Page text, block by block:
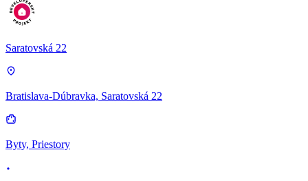
Saratovská 22
Bratislava-Dúbravka, Saratovská 22
Byty, Priestory